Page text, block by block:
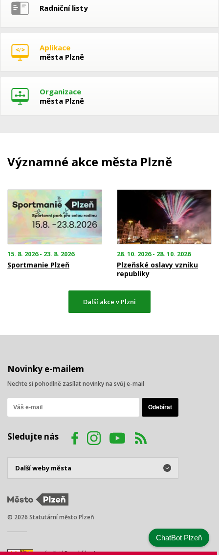
Radniční listy
Aplikace
města Plzně
Organizace
města Plzně
Významné akce města Plzně
15. 8. 2026 - 23. 8. 2026
Sportmanie Plzeň
28. 10. 2026 - 28. 10. 2026
Plzeňské oslavy vzniku
republiky
Další akce v Plzni
Novinky e-mailem
Nechte si pohodlně zasílat novinky na svůj e-mail
Sledujte nás
© 2026 Statutární město Plzeň
náměstí Republiky 1
ChatBot Plzeň